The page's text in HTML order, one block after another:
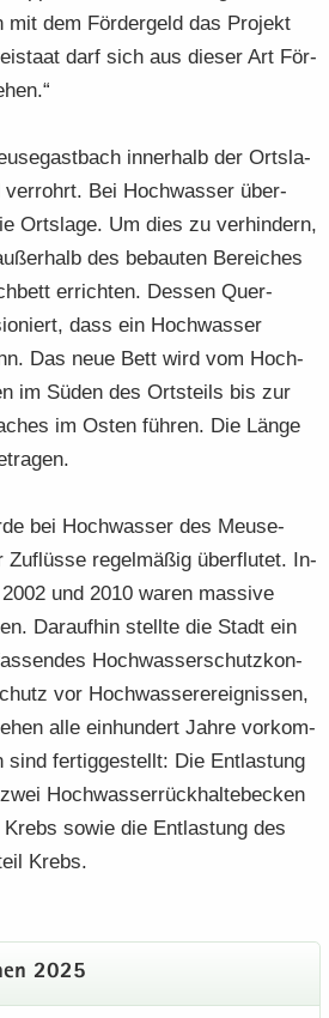
mit dem För­der­geld das Pro­jekt
darf sich aus die­ser Art För­
in­ner­halb der Orts­la­
ver­rohrt. Bei Hoch­was­ser über­
Orts­la­ge. Um dies zu ver­hin­dern,
des be­bau­ten Be­rei­ches
er­rich­ten. Des­sen Quer­
dass ein Hoch­was­ser
Das neue Bett wird vom Hoch­
im Süden des Orts­teils bis zur
im Osten füh­ren. Die Länge
bei Hoch­was­ser des Meu­se­
Zu­flüs­se re­gel­mä­ßig über­flu­tet. In­
und 2010 waren mas­si­ve
Dar­auf­hin stell­te die Stadt ein
Hoch­was­ser­schutz­kon­
vor Hoch­was­ser­er­eig­nis­sen,
alle ein­hun­dert Jahre vor­kom­
sind fer­tig­ge­stellt: Die Ent­las­tung
Hoch­was­ser­rück­hal­te­be­cken
sowie die Ent­las­tung des
Krebs.
2025